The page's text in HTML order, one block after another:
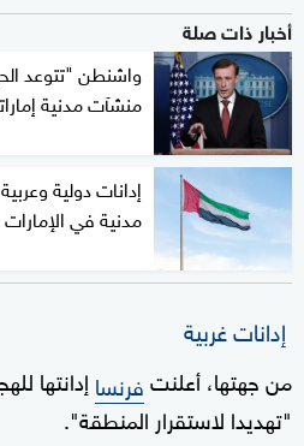
أخبار ذات صلة
واشنطن "تتوعد
منشآت مدنية
إدانات دولية
مدنية في الإمارات
إدانات غربية
من جهتها، أعلنتفرنسا إدانتها
"تهديدا لاستقرار المنطقة".